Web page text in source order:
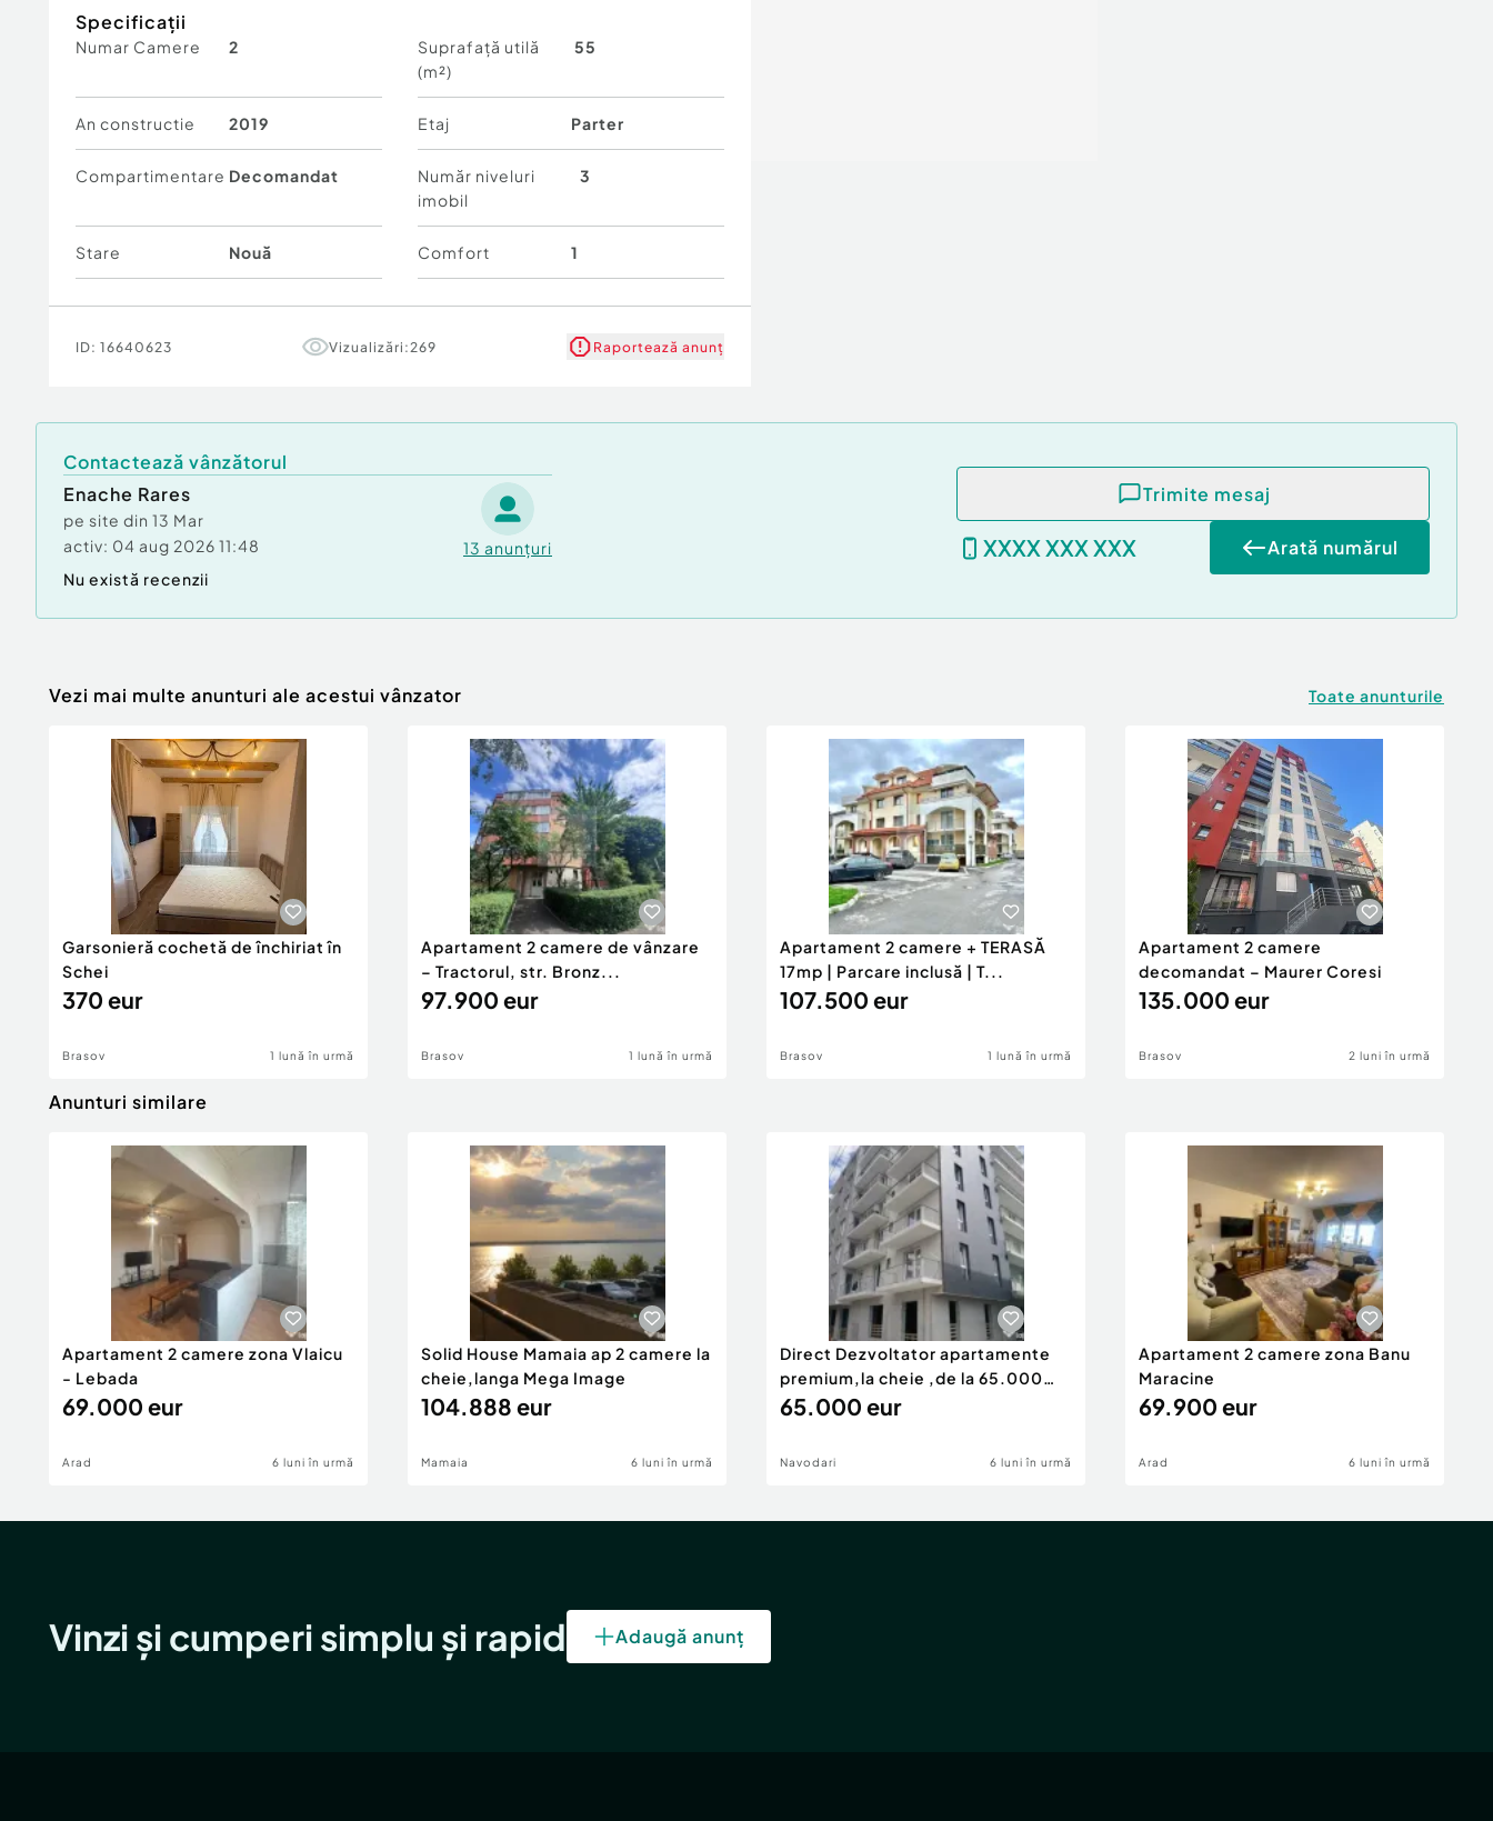
ID: CP2609861
Tip imobil:Bloc de apartamente
Număr Băi:1
Posibilitate parcare: Nu
Specificații
Numar Camere 2
Suprafață utilă
(m²)
55
An constructie 2019 Etaj Parter
Compartimentare Decomandat
Număr niveluri
imobil
3
Stare Nouă Comfort 1
ID: 16640623 Vizualizări: 269 Raportează anunț
Contactează vânzătorul
Enache Rares
pe site din 13 Mar
activ: 04 aug 2026 11:48 13 anunțuri
Nu există recenzii
Trimite mesaj
XXXX XXX XXX Arată numărul
Vezi mai multe anunturi ale acestui vânzator Toate anunturile
Garsonieră cochetă de închiriat în
Schei
370 eur
Brasov 1 lună în urmă
Apartament 2 camere de vânzare
– Tractorul, str. Bronz...
97.900 eur
Brasov 1 lună în urmă
Apartament 2 camere + TERASĂ
17mp | Parcare inclusă | T...
107.500 eur
Brasov 1 lună în urmă
Apartament 2 camere
decomandat – Maurer Coresi
135.000 eur
Brasov 2 luni în urmă
Anunturi similare
Apartament 2 camere zona Vlaicu
- Lebada
69.000 eur
Arad 6 luni în urmă
Solid House Mamaia ap 2 camere la
cheie,langa Mega Image
104.888 eur
Mamaia 6 luni în urmă
Direct Dezvoltator apartamente
premium,la cheie ,de la 65.000
eur
65.000 eur
Navodari 6 luni în urmă
Apartament 2 camere zona Banu
Maracine
69.900 eur
Arad 6 luni în urmă
Vinzi și cumperi simplu și rapid Adaugă anunț